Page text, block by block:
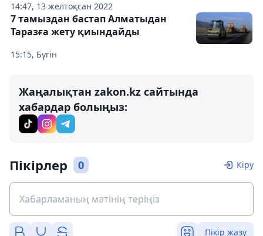
14:47, 13 желтоқсан 2022
15:15, Бүгін
7 тамыздан бастап Алматыдан
Таразға жету қиындайды
Жаңалықтан zakon.kz сайтында
хабардар болыңыз:
Пікірлер 0 Кіру
Пікір жазу